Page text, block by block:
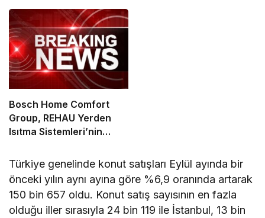
Bosch Home Comfort
Group, REHAU Yerden
Isıtma Sistemleri’nin
distribütörü oldu
Türkiye genelinde konut satışları Eylül ayında bir
önceki yılın aynı ayına göre %6,9 oranında artarak
150 bin 657 oldu. Konut satış sayısının en fazla
olduğu iller sırasıyla 24 bin 119 ile İstanbul, 13 bin